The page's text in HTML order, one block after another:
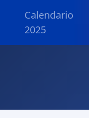
Calendario
2025